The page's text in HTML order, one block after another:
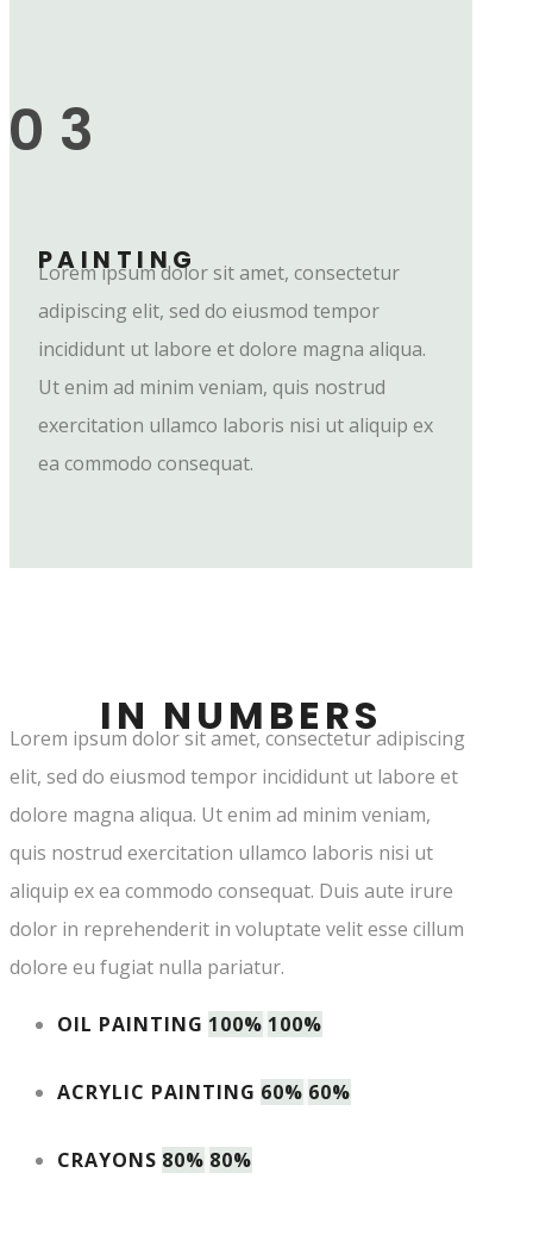
03
PAINTING
Lorem ipsum dolor sit amet, consectetur
adipiscing elit, sed do eiusmod tempor
incididunt ut labore et dolore magna aliqua.
Ut enim ad minim veniam, quis nostrud
exercitation ullamco laboris nisi ut aliquip ex
ea commodo consequat.
IN NUMBERS
Lorem ipsum dolor sit amet, consectetur adipiscing
elit, sed do eiusmod tempor incididunt ut labore et
dolore magna aliqua. Ut enim ad minim veniam,
quis nostrud exercitation ullamco laboris nisi ut
aliquip ex ea commodo consequat. Duis aute irure
dolor in reprehenderit in voluptate velit esse cillum
dolore eu fugiat nulla pariatur.
OIL PAINTING 100% 100%
ACRYLIC PAINTING 60% 60%
CRAYONS 80% 80%